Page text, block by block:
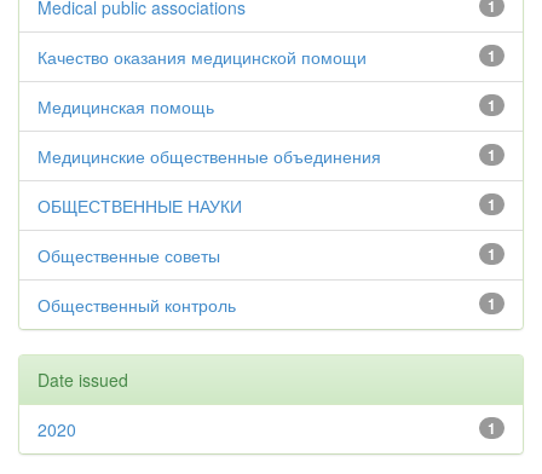
1
Medical public associations
1
Качество оказания медицинской помощи
1
Медицинская помощь
1
Медицинские общественные объединения
1
ОБЩЕСТВЕННЫЕ НАУКИ
1
Общественные советы
1
Общественный контроль
Date issued
1
2020